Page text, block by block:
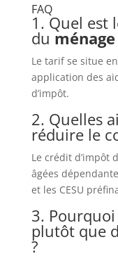
FAQ
1. Quel est
du
Le tarif se situe
application des
d’impôt.
2. Quelles
réduire le
Le crédit d’impôt
âgées
et les CESU
3.
plutôt que
?